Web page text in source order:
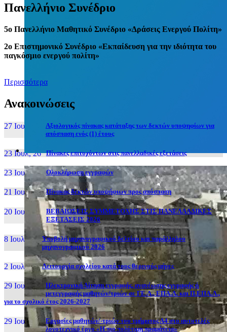
Πανελλήνιο Συνέδριο
5o Πανελλήνιο Μαθητικό Συνέδριο «Δράσεις Ενεργού Πολίτη»
2ο Επιστημονικό Συνέδριο «Εκπαίδευση για την ιδιότητα του
παγκόσμιο ενεργού πολίτη»
Περισσότερα
Ανακοινώσεις
27 Ιουν, 26
Αξιολογικός πίνακας κατάταξης των δεκτών υποψηφίων για
απόσπαση ενός (1) έτους
23 Ιουλ, 26 Πίνακες επιτυχόντων στις πανελλαδικές εξετάσεις
23 Ιουλ, 26 Ολοκλήρωση εγγραφών
21 Ιουλ, 26 Πίνακας δεκτών υποψήφιων προς απόσπαση
20 Ιουλ, 26
ΒΕΒΑΙΩΣΕΙΣ ΣΥΜΜΕΤΟΧΗΣ ΣΤΙΣ ΠΑΝΕΛΛΑΔΙΚΕΣ
ΕΞΕΤΑΣΕΙΣ 2026
8 Ιουλ, 26
Υποβολή μηχανογραφικού δελτίου και παράλληλου
μηχανογραφικού 2026
2 Ιουλ, 26 Λειτουργία σχολείου κατά τους θερινούς μήνες
29 Ιουν, 26
Ηλεκτρονική Αίτηση εγγραφής, ανανέωσης εγγραφής ή
μετεγγραφής μαθητών/τριών σε ΓΕ.Λ., ΕΠΑ.Λ. και Π.ΕΠΑ.Λ.,
για το σχολικό έτος 2026-2027
29 Ιουν, 26
Εργασίες μαθητών/-τριών του τμήματος Α4 στο αυτοτελές
λογοτεχνικό έργο «Η πιο πολύτιμη πραμάτεια»